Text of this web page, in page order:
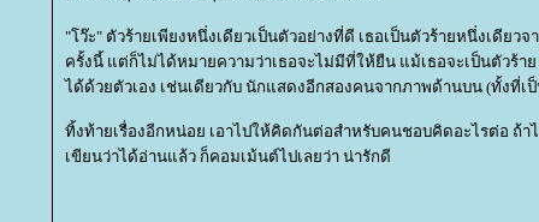
"โว๊ะ" ตัวร้ายเพียงหนึ่งเดียวเป็นตัวอย่างที่ดี เธอเป็นตัวร้ายหนึ่งเดีย
ครั้งนี้ แต่ก็ไม่ได้หมายความว่าเธอจะไม่มีที่ให้ยืน แม้เธอจะเป็นตัวร้า
ได้ด้วยตัวเอง เช่นเดียวกับ นักแสดงอีกสองคนจากภาพด้านบน (ทั้งที่เ
ทิ้งท้ายเรื่องอีกหน่อย เอาไปให้คิดกันต่อสำหรับคนชอบคิดอะไรต่อ ถ้
เขียนว่าได้อ่านแล้ว ก็คอมเม้นต์ไปเลยว่า น่ารักดี